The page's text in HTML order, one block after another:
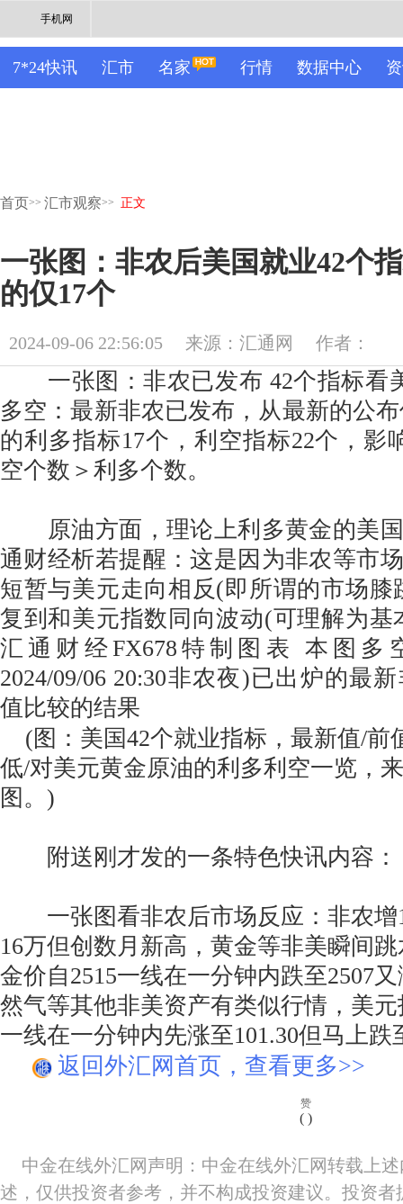
手机网
7*24快讯 汇市 名家 行情 数据中心
首页>> 汇市观察>> 正文
一张图：非农后美国就业42个
的仅17个
2024-09-06 22:56:05 来源：汇通网 作者：
一张图：非农已发布 42个指标看
多空：最新非农已发布，从最新的公
的利多指标17个，利空指标22个，影
空个数＞利多个数。
原油方面，理论上利多黄金的美国
通财经析若提醒：这是因为非农等市
短暂与美元走向相反(即所谓的市场膝
复到和美元指数同向波动(可理解为基
汇通财经FX678特制图表 本图多
2024/09/06 20:30非农夜)已出炉的最
值比较的结果
(图：美国42个就业指标，最新值/前
低/对美元黄金原油的利多利空一览，
图。)
附送刚才发的一条特色快讯内容：
一张图看非农后市场反应：非农增
16万但创数月新高，黄金等非美瞬间
金价自2515一线在一分钟内跌至2507
然气等其他非美资产有类似行情，美元
一线在一分钟内先涨至101.30但马上跌
返回外汇网首页，查看更多>>
赞
( )
中金在线外汇网声明：中金在线外汇网转载上
述，仅供投资者参考，并不构成投资建议。投资